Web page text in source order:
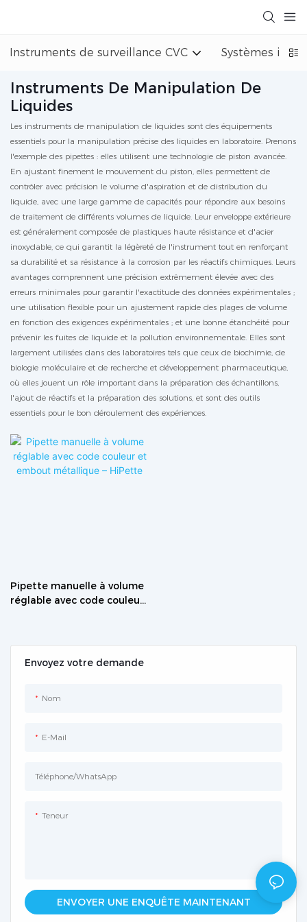
Instruments de surveillance CVC Systèmes
Instruments De Manipulation De
Liquides
Les instruments de manipulation de liquides sont des équipements
essentiels pour la manipulation précise des liquides en laboratoire. Prenons
l'exemple des pipettes : elles utilisent une technologie de piston avancée.
En ajustant finement le mouvement du piston, elles permettent de
contrôler avec précision le volume d'aspiration et de distribution du
liquide, avec une large gamme de capacités pour répondre aux besoins
de traitement de différents volumes de liquide. Leur enveloppe extérieure
est généralement composée de plastiques haute résistance et d'acier
inoxydable, ce qui garantit la légèreté de l'instrument tout en renforçant
sa durabilité et sa résistance à la corrosion par les réactifs chimiques. Leurs
avantages comprennent une précision extrêmement élevée avec des
erreurs minimales pour garantir l'exactitude des données expérimentales ;
une utilisation flexible pour un ajustement rapide des plages de volume
en fonction des exigences expérimentales ; et une bonne étanchéité pour
prévenir les fuites de liquide et la pollution environnementale. Elles sont
largement utilisées dans des laboratoires tels que ceux de biochimie, de
biologie moléculaire et de recherche et développement pharmaceutique,
où elles jouent un rôle important dans la préparation des échantillons,
l'ajout de réactifs et la préparation des solutions, et sont des outils
essentiels pour le bon déroulement des expériences.
Envoyez votre demande
Nom
E-Mail
Téléphone/WhatsApp
Teneur
ENVOYER UNE ENQUÊTE MAINTENANT
Pipette manuelle à volume
réglable avec code couleur